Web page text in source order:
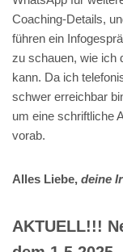
Coaching-Details,
führen ein
zu schauen, wie ich
kann. Da ich
schwer erreichbar
um eine schriftliche
vorab.
Alles Liebe, deine
AKTUELL!!!